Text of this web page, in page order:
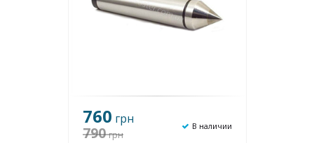
760 грн
790 грн
В наличии